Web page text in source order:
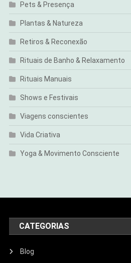
Pets & Presença
Plantas & Natureza
Retiros & Reconexão
Rituais de Banho & Relaxamento
Rituais Manuais
Shows e Festivais
Viagens conscientes
Vida Criativa
Yoga & Movimento Consciente
CATEGORIAS
Blog